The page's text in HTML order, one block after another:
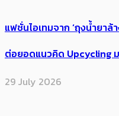
แฟชั่นไอเทมจาก ‘ถุงน้ำยาล้
ต่อยอดแนวคิด Upcycling
29 July 2026